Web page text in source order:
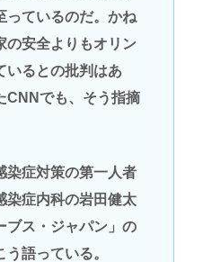
っているのだ。かね
の安全よりもオリン
いるとの批判はあ
CNNでも、そう指摘
症対策の第一人者
染症内科の岩田健太
ブス・ジャパン」の
語っている。